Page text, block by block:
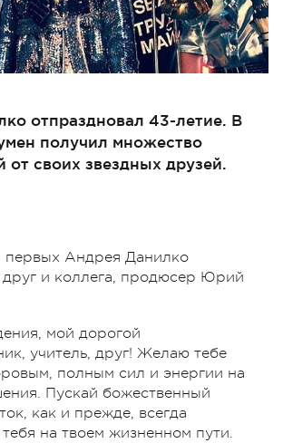
отпраздновал 43-летие. В
получил множество
от своих звездных друзей.
первых Андрея Данилко
друг и коллега, продюсер Юрий
мой дорогой
учитель, друг! Желаю тебе
полным сил и энергии на
Пускай божественный
как и прежде, всегда
на твоем жизненном пути.